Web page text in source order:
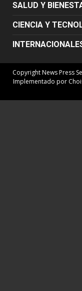
SALUD Y
CIENCIA Y
Copyright News Press
Implementado por